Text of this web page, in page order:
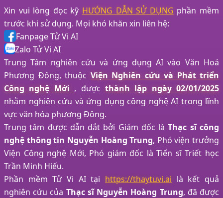
Xin vui lòng đọc kỹ HƯỚNG DẪN SỬ DỤNG phần mềm
trước khi sử dụng. Mọi khó khăn xin liên hệ:
Fanpage Tử Vi AI
Zalo Tử Vi AI
Trung Tâm nghiên cứu và ứng dụng AI vào Văn Hoá
Phương Đông, thuộc Viện Nghiên cứu và Phát triển
Công nghệ Mới , được thành lập ngày 02/01/2025
nhằm nghiên cứu và ứng dụng công nghệ AI trong lĩnh
vực văn hóa phương Đông.
Trung tâm được dẫn dắt bởi Giám đốc làThạc sĩ công
nghệ thông tin Nguyễn Hoàng Trung, Phó viện trưởng
Viện Công nghệ Mới, Phó giám đốc là Tiến sĩ Triết học
Trần Minh Hiếu.
Phần mềm Tử Vi AI tại https://thaytuvi.ai là kết quả
nghiên cứu của Thạc sĩ Nguyễn Hoàng Trung, đã được